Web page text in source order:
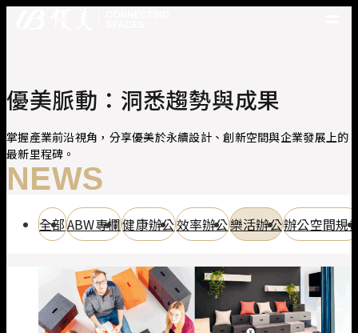
優美脈動
關於優美
優美服務
人才招募
聯絡我們
優美脈動：洞悉趨勢與成果
掌握產業前沿視角，分享優美於永續設計、創新空間與企業發展上的
最新里程碑。
NEWS
全部ABW專欄健康辦公效率辦公樂活辦公辦公空間規